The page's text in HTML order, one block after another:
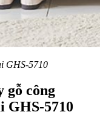
GHS-5710
gỗ công
GHS-5710